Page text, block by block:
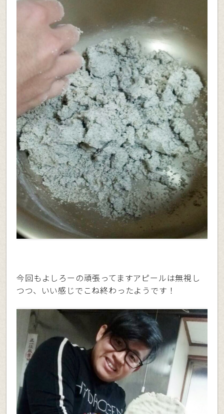
今回もよしろーの頑張ってますアピールは無視し
つつ、いい感じでこね終わったようです！